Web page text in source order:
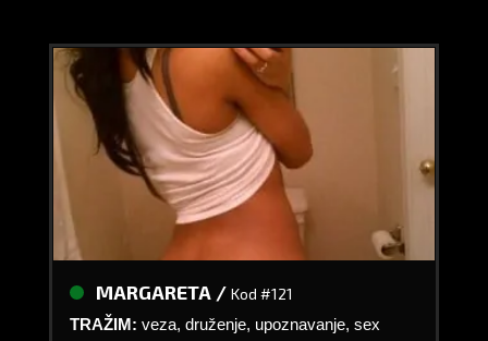
MARGARETA / Kod #121
TRAŽIM: veza, druženje, upoznavanje, sex